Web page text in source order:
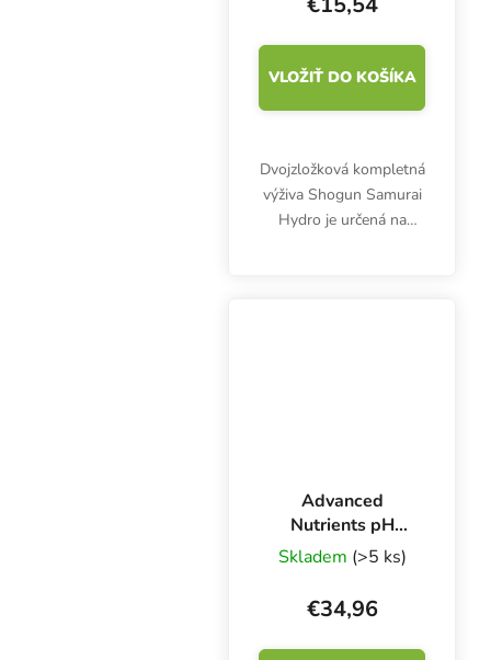
VLOŽIŤ DO KOŠÍKA
Dvojzložková kompletná
výživa Shogun Samurai
Hydro je určená na
Advanced
Nutrients pH
Perfect
Connoisseur
Bloom A+B 1 l,
základné hnojivo
na kvitnutie
Skladem (>5 ks)
€34,96